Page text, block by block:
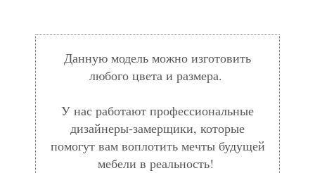
Данную модель можно изготовить
любого цвета и размера.
У нас работают профессиональные
дизайнеры-замерщики, которые
помогут вам воплотить мечты будущей
мебели в реальность!